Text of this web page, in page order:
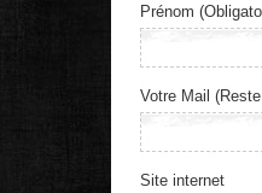
Prénom
Votre Mail
Site internet